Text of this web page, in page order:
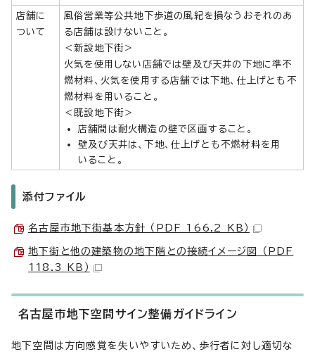
店舗に
ついて
風俗営業等公共地下歩道の風紀を損なうおそれのあ
る店舗は設けないこと。
＜新設地下街＞
火気を使用しない店舗では壁及び天井の下地に準不
燃材料、火気を使用する店舗では下地、仕上げとも不
燃材料を用いること。
＜既設地下街＞
店舗間は耐火構造の壁で区画すること。
壁及び天井は、下地、仕上げとも不燃材料を用
いること。
添付ファイル
名古屋市地下街基本方針 （PDF 166.2 KB）
地下街と他の建築物の地下階との接続イメージ図 （PDF
118.3 KB）
名古屋市地下空間サイン整備ガイドライン
地下空間は方向感覚を失いやすいため、歩行者に対し適切な